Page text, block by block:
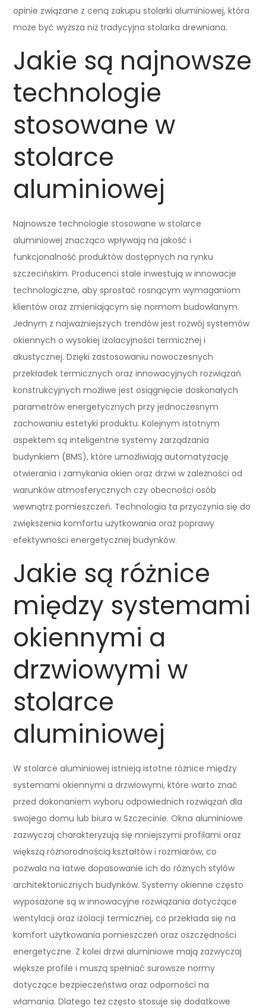
opinie związane z ceną zakupu stolarki aluminiowej, która
może być wyższa niż tradycyjna stolarka drewniana.
Jakie są najnowsze
technologie
stosowane w
stolarce
aluminiowej
Najnowsze technologie stosowane w stolarce
aluminiowej znacząco wpływają na jakość i
funkcjonalność produktów dostępnych na rynku
szczecińskim. Producenci stale inwestują w innowacje
technologiczne, aby sprostać rosnącym wymaganiom
klientów oraz zmieniającym się normom budowlanym.
Jednym z najważniejszych trendów jest rozwój systemów
okiennych o wysokiej izolacyjności termicznej i
akustycznej. Dzięki zastosowaniu nowoczesnych
przekładek termicznych oraz innowacyjnych rozwiązań
konstrukcyjnych możliwe jest osiągnięcie doskonałych
parametrów energetycznych przy jednoczesnym
zachowaniu estetyki produktu. Kolejnym istotnym
aspektem są inteligentne systemy zarządzania
budynkiem (BMS), które umożliwiają automatyzację
otwierania i zamykania okien oraz drzwi w zależności od
warunków atmosferycznych czy obecności osób
wewnątrz pomieszczeń. Technologia ta przyczynia się do
zwiększenia komfortu użytkowania oraz poprawy
efektywności energetycznej budynków.
Jakie są różnice
między systemami
okiennymi a
drzwiowymi w
stolarce
aluminiowej
W stolarce aluminiowej istnieją istotne różnice między
systemami okiennymi a drzwiowymi, które warto znać
przed dokonaniem wyboru odpowiednich rozwiązań dla
swojego domu lub biura w Szczecinie. Okna aluminiowe
zazwyczaj charakteryzują się mniejszymi profilami oraz
większą różnorodnością kształtów i rozmiarów, co
pozwala na łatwe dopasowanie ich do różnych stylów
architektonicznych budynków. Systemy okienne często
wyposażone są w innowacyjne rozwiązania dotyczące
wentylacji oraz izolacji termicznej, co przekłada się na
komfort użytkowania pomieszczeń oraz oszczędności
energetyczne. Z kolei drzwi aluminiowe mają zazwyczaj
większe profile i muszą spełniać surowsze normy
dotyczące bezpieczeństwa oraz odporności na
włamania. Dlatego też często stosuje się dodatkowe